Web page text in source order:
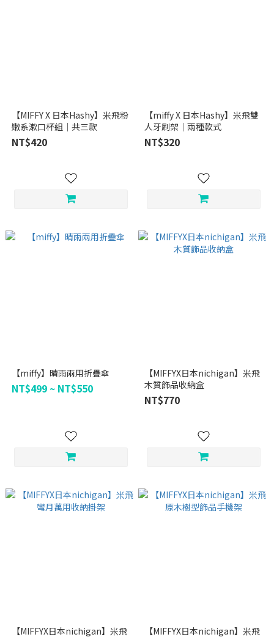
【MIFFY X 日本Hashy】米飛粉
嫩系漱口杯組｜共三款
NT$420
【miffy X 日本Hashy】米飛雙
人牙刷架｜兩種款式
NT$320
【miffy】晴雨兩用折疊傘
NT$499 ~ NT$550
【MIFFYX日本nichigan】米飛
木質飾品收納盒
NT$770
【MIFFYX日本nichigan】米飛
【MIFFYX日本nichigan】米飛